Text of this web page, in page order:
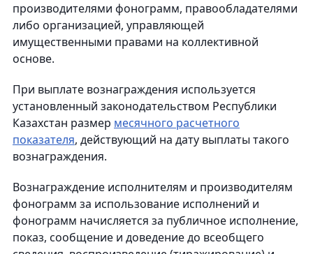
производителями фонограмм, правообладателями
либо организацией, управляющей
имущественными правами на коллективной
основе.
При выплате вознаграждения используется
установленный законодательством Республики
Казахстан размер месячного расчетного
показателя, действующий на дату выплаты такого
вознаграждения.
Вознаграждение исполнителям и производителям
фонограмм за использование исполнений и
фонограмм начисляется за публичное исполнение,
показ, сообщение и доведение до всеобщего